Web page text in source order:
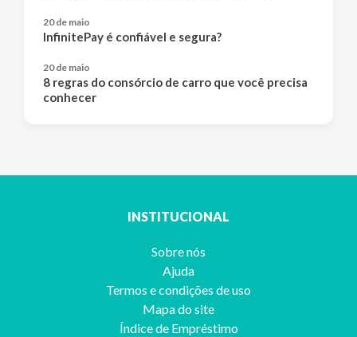
20 de maio
InfinitePay é confiável e segura?
20 de maio
8 regras do consórcio de carro que você precisa
conhecer
INSTITUCIONAL
Sobre nós
Ajuda
Termos e condições de uso
Mapa do site
Índice de Empréstimo